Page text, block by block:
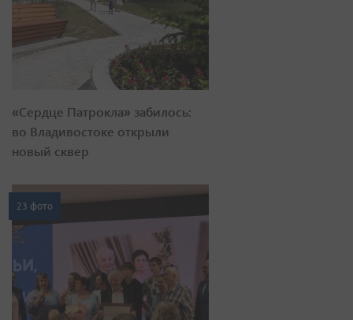
«Сердце Патрокла» забилось:
во Владивостоке открыли
новый сквер
23 фото